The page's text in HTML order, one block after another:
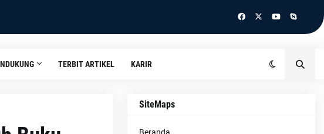
TERBIT ARTIKEL KARIR
SiteMaps